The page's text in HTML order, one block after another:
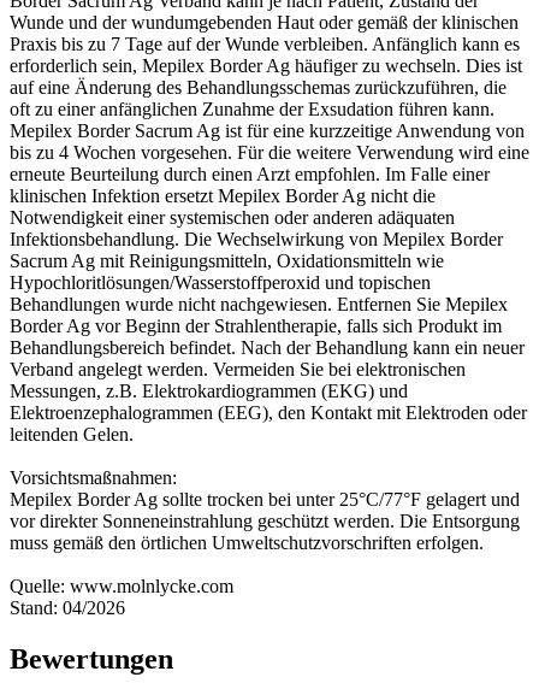
Wunde und der wundumgebenden Haut oder gemäß der klinischen
Praxis bis zu 7 Tage auf der Wunde verbleiben. Anfänglich kann es
erforderlich sein, Mepilex Border Ag häufiger zu wechseln. Dies ist
auf eine Änderung des Behandlungsschemas zurückzuführen, die
oft zu einer anfänglichen Zunahme der Exsudation führen kann.
Mepilex Border Sacrum Ag ist für eine kurzzeitige Anwendung von
bis zu 4 Wochen vorgesehen. Für die weitere Verwendung wird eine
erneute Beurteilung durch einen Arzt empfohlen. Im Falle einer
klinischen Infektion ersetzt Mepilex Border Ag nicht die
Notwendigkeit einer systemischen oder anderen adäquaten
Infektionsbehandlung. Die Wechselwirkung von Mepilex Border
Sacrum Ag mit Reinigungsmitteln, Oxidationsmitteln wie
Hypochloritlösungen/Wasserstoffperoxid und topischen
Behandlungen wurde nicht nachgewiesen. Entfernen Sie Mepilex
Border Ag vor Beginn der Strahlentherapie, falls sich Produkt im
Behandlungsbereich befindet. Nach der Behandlung kann ein neuer
Verband angelegt werden. Vermeiden Sie bei elektronischen
Messungen, z.B. Elektrokardiogrammen (EKG) und
Elektroenzephalogrammen (EEG), den Kontakt mit Elektroden oder
leitenden Gelen.
Vorsichtsmaßnahmen:
Mepilex Border Ag sollte trocken bei unter 25°C/77°F gelagert und
vor direkter Sonneneinstrahlung geschützt werden. Die Entsorgung
muss gemäß den örtlichen Umweltschutzvorschriften erfolgen.
Quelle: www.molnlycke.com
Stand: 04/2026
Bewertungen